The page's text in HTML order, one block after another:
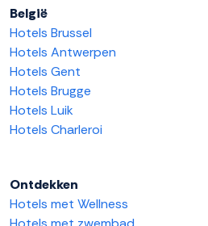
België
Hotels Brussel
Hotels Antwerpen
Hotels Gent
Hotels Brugge
Hotels Luik
Hotels Charleroi
Ontdekken
Hotels met Wellness